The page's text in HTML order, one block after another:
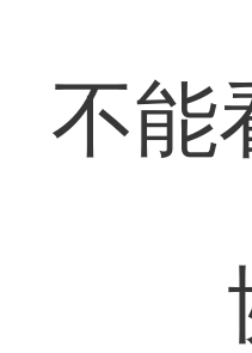
不能
协